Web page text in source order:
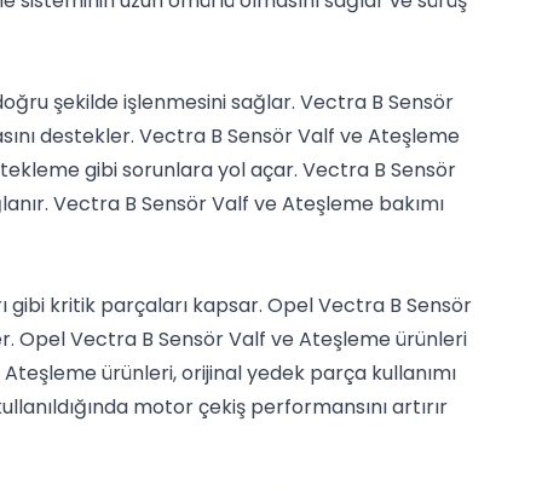
şekilde işlenmesini sağlar. Vectra B Sensör
destekler. Vectra B Sensör Valf ve Ateşleme
gibi sorunlara yol açar. Vectra B Sensör
Vectra B Sensör Valf ve Ateşleme bakımı
kritik parçaları kapsar. Opel Vectra B Sensör
Opel Vectra B Sensör Valf ve Ateşleme ürünleri
ürünleri, orijinal yedek parça kullanımı
motor çekiş performansını artırır